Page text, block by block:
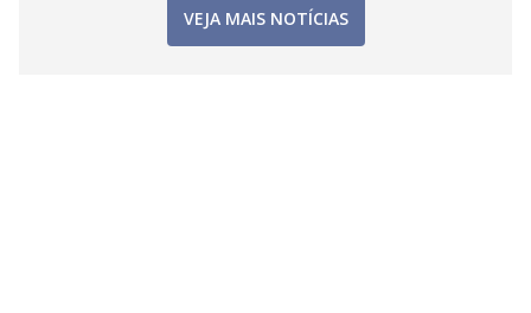
VEJA MAIS NOTÍCIAS